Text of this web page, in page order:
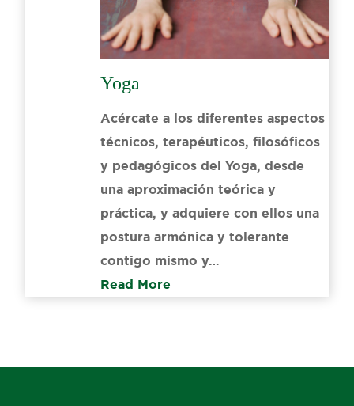
Yoga
Acércate a los diferentes aspectos
técnicos, terapéuticos, filosóficos
y pedagógicos del Yoga, desde
una aproximación teórica y
práctica, y adquiere con ellos una
postura armónica y tolerante
contigo mismo y…
Read More